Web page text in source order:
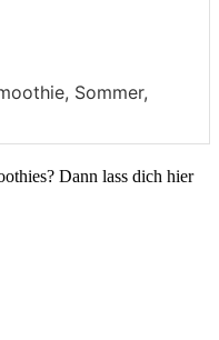
Sommer,
Dann lass dich hier